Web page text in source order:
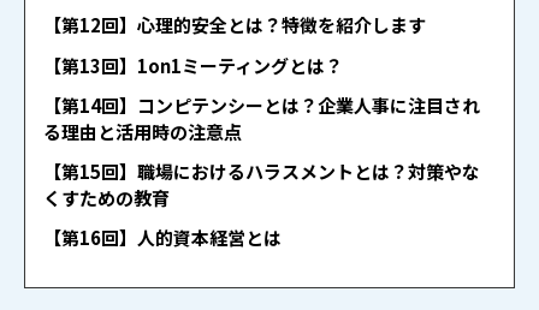
【第12回】心理的安全とは？特徴を紹介します
【第13回】1on1ミーティングとは？
【第14回】コンピテンシーとは？企業人事に注目され
る理由と活用時の注意点
【第15回】職場におけるハラスメントとは？対策やな
くすための教育
【第16回】人的資本経営とは